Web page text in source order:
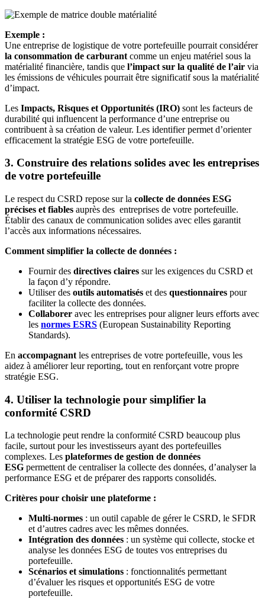
Exemple :
Une entreprise de logistique de votre portefeuille pourrait considérer
la consommation de carburant comme un enjeu matériel sous la
matérialité financière, tandis que l’impact sur la qualité de l’air via
les émissions de véhicules pourrait être significatif sous la matérialité
d’impact.
Les Impacts, Risques et Opportunités (IRO) sont les facteurs de
durabilité qui influencent la performance d’une entreprise ou
contribuent à sa création de valeur. Les identifier permet d’orienter
efficacement la stratégie ESG de votre portefeuille.
3. Construire des relations solides avec les entreprises
de votre portefeuille
Le respect du CSRD repose sur la collecte de données ESG
précises et fiables auprès des entreprises de votre portefeuille.
Établir des canaux de communication solides avec elles garantit
l’accès aux informations nécessaires.
Comment simplifier la collecte de données :
Fournir des directives claires sur les exigences du CSRD et
la façon d’y répondre.
Utiliser des outils automatisés et des questionnaires pour
faciliter la collecte des données.
Collaborer avec les entreprises pour aligner leurs efforts avec
les normes ESRS (European Sustainability Reporting
Standards).
En accompagnant les entreprises de votre portefeuille, vous les
aidez à améliorer leur reporting, tout en renforçant votre propre
stratégie ESG.
4. Utiliser la technologie pour simplifier la
conformité CSRD
La technologie peut rendre la conformité CSRD beaucoup plus
facile, surtout pour les investisseurs ayant des portefeuilles
complexes. Les plateformes de gestion de données
ESG permettent de centraliser la collecte des données, d’analyser la
performance ESG et de préparer des rapports consolidés.
Critères pour choisir une plateforme :
Multi-normes : un outil capable de gérer le CSRD, le SFDR
et d’autres cadres avec les mêmes données.
Intégration des données : un système qui collecte, stocke et
analyse les données ESG de toutes vos entreprises du
portefeuille.
Scénarios et simulations : fonctionnalités permettant
d’évaluer les risques et opportunités ESG de votre
portefeuille.